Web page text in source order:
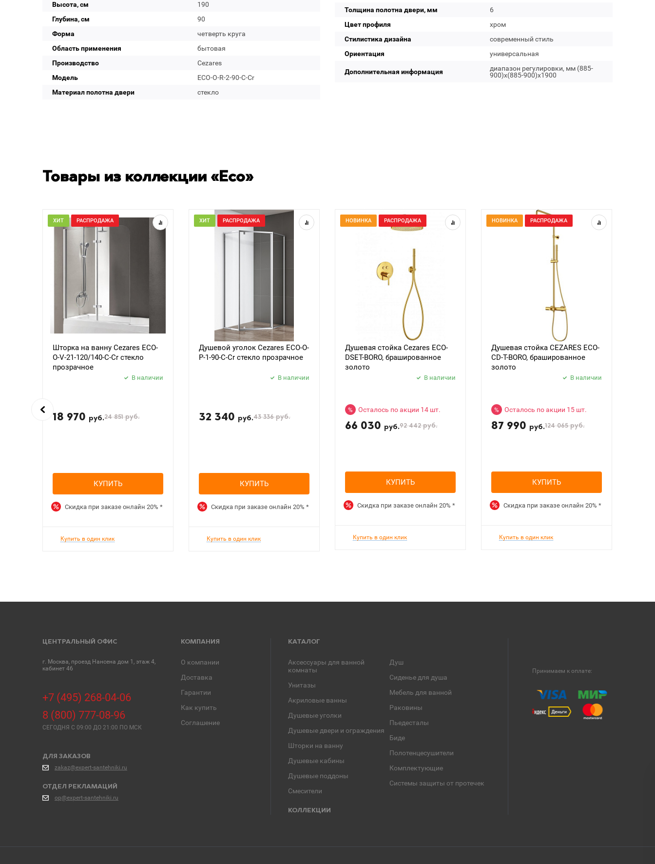
Высота, см
190
Глубина, см
90
Форма
четверть круга
Область применения
бытовая
Производство
Cezares
Модель
ECO-O-R-2-90-C-Cr
Материал полотна двери
стекло
Толщина полотна двери, мм
6
Цвет профиля
хром
Стилистика дизайна
современный стиль
Ориентация
универсальная
Дополнительная информация
диапазон регулировки, мм (885-
900)х(885-900)х1900
Товары из коллекции «Eco»
ХИТ РАСПРОДАЖА
Шторка на ванну Cezares ECO-
O-V-21-120/140-C-Cr стекло
прозрачное
В наличии
18 970 руб.24 851руб.
КУПИТЬ
Скидка при заказе онлайн 20% *
Купить в один клик
ХИТ РАСПРОДАЖА
Душевой уголок Cezares ECO-O-
P-1-90-C-Cr стекло прозрачное
В наличии
32 340 руб.43 336руб.
КУПИТЬ
Скидка при заказе онлайн 20% *
Купить в один клик
НОВИНКА РАСПРОДАЖА
Душевая стойка Cezares ECO-
DSET-BORO, брашированное
золото
В наличии
% Осталось по акции 14 шт.
66 030 руб.92 442руб.
КУПИТЬ
Скидка при заказе онлайн 20% *
Купить в один клик
НОВИНКА РАСПРОДАЖА
Душевая стойка CEZARES ECO-
CD-T-BORO, брашированное
золото
В наличии
% Осталось по акции 15 шт.
87 990 руб.124 065руб.
КУПИТЬ
Скидка при заказе онлайн 20% *
Купить в один клик
ЦЕНТРАЛЬНЫЙ ОФИС
г. Москва, проезд Нансена дом 1, этаж 4,
кабинет 46
+7 (495) 268-04-06
8 (800) 777-08-96
СЕГОДНЯ C 09:00 ДО 21:00 ПО МСК
ДЛЯ ЗАКАЗОВ
zakaz@expert-santehniki.ru
ОТДЕЛ РЕКЛАМАЦИЙ
op@expert-santehniki.ru
КОМПАНИЯ
О компании
Доставка
Гарантии
Как купить
Соглашение
КАТАЛОГ
Аксессуары для ванной
комнаты
Унитазы
Акриловые ванны
Душевые уголки
Душевые двери и ограждения
Шторки на ванну
Душевые кабины
Душевые поддоны
Смесители
Душ
Сиденье для душа
Мебель для ванной
Раковины
Пьедесталы
Биде
Полотенцесушители
Комплектующие
Системы защиты от протечек
КОЛЛЕКЦИИ
Принимаем к оплате: